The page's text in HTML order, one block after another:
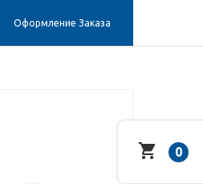
Оформление Заказа
0